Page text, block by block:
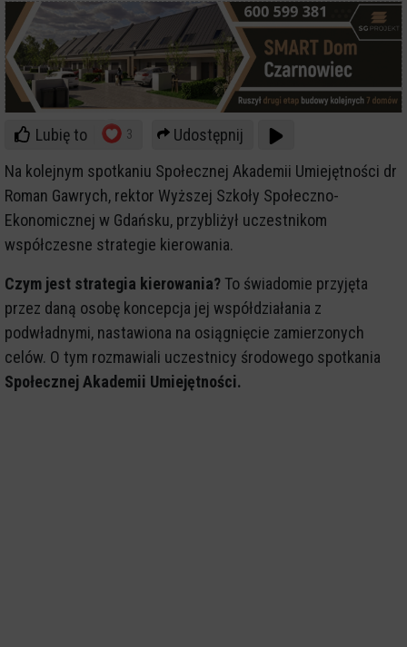
Lubię to 3
Udostępnij
Na kolejnym spotkaniu Społecznej Akademii Umiejętności dr
Roman Gawrych, rektor Wyższej Szkoły Społeczno-
Ekonomicznej w Gdańsku, przybliżył uczestnikom
współczesne strategie kierowania.
Czym jest strategia kierowania?To świadomie przyjęta
przez daną osobę koncepcja jej współdziałania z
podwładnymi, nastawiona na osiągnięcie zamierzonych
celów. O tym rozmawiali uczestnicy środowego spotkania
Społecznej Akademii Umiejętności.